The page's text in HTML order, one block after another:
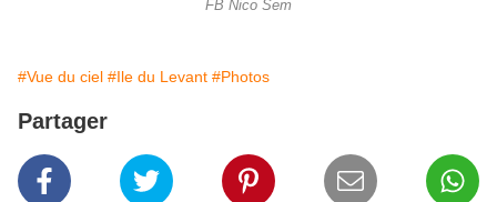
FB Nico Sem
#Vue du ciel #Ile du Levant #Photos
Partager